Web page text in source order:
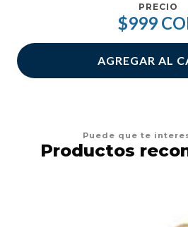
PRECIO
$999
AGREGAR AL
Puede que te
Productos